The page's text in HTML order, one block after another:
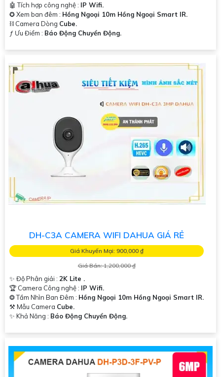
🤖️ Tích hợp công nghệ : IP Wifi.
✪ Xem ban đêm : Hồng Ngoại 10m Hồng Ngoại Smart IR.
⛓ Camera Dòng Cube.
️ƒ Ưu Điểm : Báo Động Chuyển Động.
DH-C3A CAMERA WIFI DAHUA GIÁ RẺ
Giá Khuyến Mại: 900,000 ₫
Giá Bán: 1,200,000 ₫
✨ Độ Phân giải : 2K Lite .
🏆 Camera Công nghệ : IP Wifi.
❂ Tầm Nhìn Ban Đêm : Hồng Ngoại 10m Hồng Ngoại Smart IR.
⚒ Mẫu Camera Cube.
️✨ Khả Năng : Báo Động Chuyển Động.